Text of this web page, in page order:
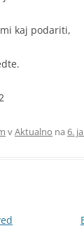
kaj podariti,
vAktualno na 6.